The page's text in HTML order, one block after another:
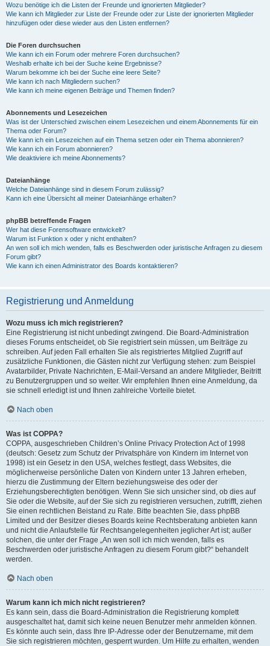
Wozu benötige ich die Listen der Freunde und ignorierten Mitglieder?
Wie kann ich Mitglieder zur Liste der Freunde oder zur Liste der ignorierten Mitglieder
hinzufügen oder diese wieder aus den Listen entfernen?
Die Foren durchsuchen
Wie kann ich ein Forum oder mehrere Foren durchsuchen?
Weshalb erhalte ich bei der Suche keine Ergebnisse?
Warum bekomme ich bei der Suche eine leere Seite?
Wie kann ich nach Mitgliedern suchen?
Wie kann ich meine eigenen Beiträge und Themen finden?
Abonnements und Lesezeichen
Was ist der Unterschied zwischen einem Lesezeichen und einem Abonnements für ein
Thema oder Forum?
Wie kann ich ein Lesezeichen auf ein Thema setzen oder ein Thema abonnieren?
Wie kann ich ein Forum abonnieren?
Wie deaktiviere ich meine Abonnements?
Dateianhänge
Welche Dateianhänge sind in diesem Forum zulässig?
Kann ich eine Übersicht all meiner Dateianhänge erhalten?
phpBB betreffende Fragen
Wer hat diese Forensoftware entwickelt?
Warum ist Funktion x oder y nicht enthalten?
An wen soll ich mich wenden, falls es Beschwerden oder juristische Anfragen zu diesem
Forum gibt?
Wie kann ich einen Administrator des Boards kontaktieren?
Registrierung und Anmeldung
Wozu muss ich mich registrieren?
Eine Registrierung ist nicht unbedingt zwingend. Die Board-Administration
dieses Forums entscheidet, ob Sie registriert sein müssen, um Beiträge zu
schreiben. Auf jeden Fall erhalten Sie als registriertes Mitglied Zugriff auf
zusätzliche Funktionen, die Gästen nicht zur Verfügung stehen: zum Beispiel
Avatarbilder, Private Nachrichten, E-Mail-Versand an andere Mitglieder, Beitritt
zu Benutzergruppen und so weiter. Wir empfehlen Ihnen eine Anmeldung, da
sie schnell erledigt ist und Ihnen zahlreiche Vorteile bietet.
Nach oben
Was ist COPPA?
COPPA, ausgeschrieben Children’s Online Privacy Protection Act of 1998
(deutsch: Gesetz zum Schutz der Privatsphäre von Kindern im Internet von
1998) ist ein Gesetz in den USA, welches festlegt, dass Websites, die
möglicherweise persönliche Daten von Kindern unter 13 Jahren erheben,
hierzu die Zustimmung der Eltern beziehungsweise des oder der
Erziehungsberechtigten benötigen. Wenn Sie sich unsicher sind, ob dies auf
Sie oder die Website, auf der Sie sich zu registrieren versuchen, zutrifft, ziehen
Sie einen rechtlichen Beistand zu Rate. Bitte beachten Sie, dass phpBB
Limited und der Besitzer dieses Boards keine Rechtsberatung anbieten kann
und nicht die Anlaufstelle für Rechtsangelegenheiten jeglicher Art ist; außer
solchen, die unter der Frage „An wen soll ich mich wenden, falls es
Beschwerden oder juristische Anfragen zu diesem Forum gibt?“ behandelt
werden.
Nach oben
Warum kann ich mich nicht registrieren?
Es kann sein, dass die Board-Administration die Registrierung komplett
ausgeschaltet hat, damit sich keine neuen Benutzer mehr anmelden können.
Es könnte auch sein, dass Ihre IP-Adresse oder der Benutzername, mit dem
Sie sich registrieren möchten, gesperrt wurden. Um Hilfe zu erhalten, wenden